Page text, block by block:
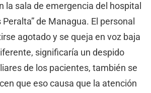
la sala de emergencia del hospital
de Managua. El personal
agotado y se queja en voz baja
significaría un despido
de los pacientes, también se
que eso causa que la atención